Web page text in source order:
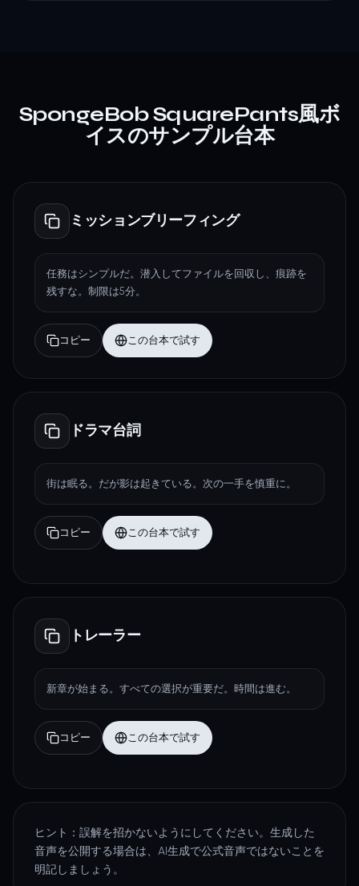
SpongeBob SquarePants風ボ
イスのサンプル台本
ミッションブリーフィング
任務はシンプルだ。潜入してファイルを回収し、痕跡を
残すな。制限は5分。
コピー この台本で試す
ドラマ台詞
街は眠る。だが影は起きている。次の一手を慎重に。
コピー この台本で試す
トレーラー
新章が始まる。すべての選択が重要だ。時間は進む。
コピー この台本で試す
ヒント：誤解を招かないようにしてください。生成した
音声を公開する場合は、AI生成で公式音声ではないことを
明記しましょう。